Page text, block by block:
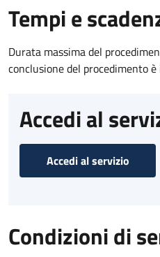
Tempi e
Durata massima del
conclusione del procedimento
Accedi al
Accedi al servizio
Condizioni di